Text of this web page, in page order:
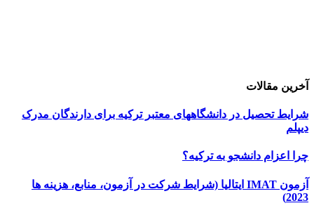
آخرین مقالات
شرایط تحصیل در دانشگاههای معتبر ترکیه برای دارندگان مدرک
دیپلم
چرا اعزام دانشجو به ترکیه؟
آزمون IMAT ایتالیا (شرایط شرکت در آزمون، منابع، هزینه ها
2023)